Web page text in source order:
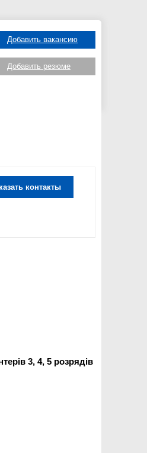
Добавить вакансию
Добавить резюме
контакты
3, 4, 5 розрядів